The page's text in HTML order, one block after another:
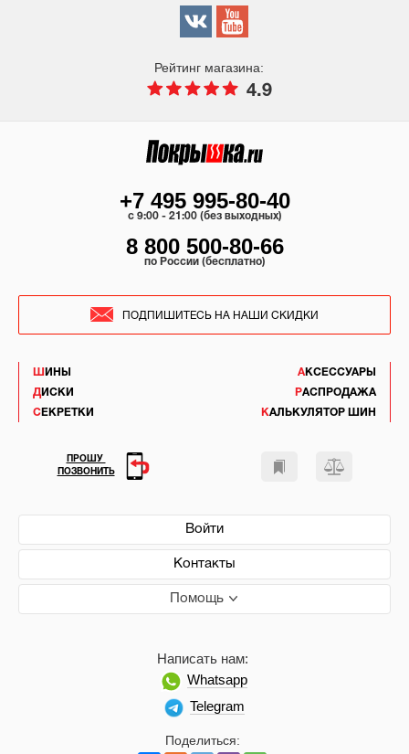
Рейтинг магазина:
4.9
ШИНЫ
ДИСКИ
СЕКРЕТКИ
АКСЕССУАРЫ
РАСПРОДАЖА
КАЛЬКУЛЯТОР ШИН
Войти
Контакты
Помощь
Поделиться:
Написать нам:
Whatsapp
Telegram
+7 495 995-80-40
c 9:00 - 21:00 (без выходных)
8 800 500-80-66
по России (бесплатно)
ПОДПИШИТЕСЬ НА НАШИ СКИДКИ
ПРОШУ
ПОЗВОНИТЬ